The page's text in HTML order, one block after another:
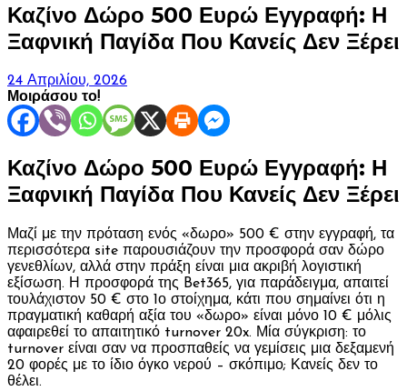
Καζίνο Δώρο 500 Ευρώ Εγγραφή: Η
Ξαφνική Παγίδα Που Κανείς Δεν Ξέρει
24 Απριλίου, 2026
Μοιράσου το!
Καζίνο Δώρο 500 Ευρώ Εγγραφή: Η
Ξαφνική Παγίδα Που Κανείς Δεν Ξέρει
Μαζί με την πρόταση ενός «δωρο» 500 € στην εγγραφή, τα
περισσότερα site παρουσιάζουν την προσφορά σαν δώρο
γενεθλίων, αλλά στην πράξη είναι μια ακριβή λογιστική
εξίσωση. Η προσφορά της Bet365, για παράδειγμα, απαιτεί
τουλάχιστον 50 € στο 1ο στοίχημα, κάτι που σημαίνει ότι η
πραγματική καθαρή αξία του «δωρο» είναι μόνο 10 € μόλις
αφαιρεθεί το απαιτητικό turnover 20x. Μία σύγκριση: το
turnover είναι σαν να προσπαθείς να γεμίσεις μια δεξαμενή
20 φορές με το ίδιο όγκο νερού – σκόπιμο; Κανείς δεν το
θέλει.